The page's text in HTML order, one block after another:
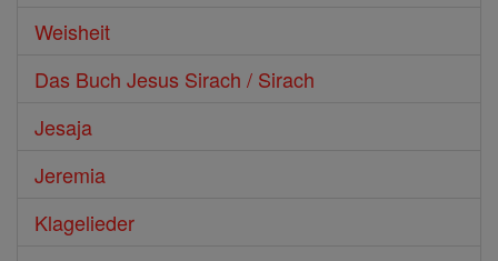
Weisheit
Das Buch Jesus Sirach / Sirach
Jesaja
Jeremia
Klagelieder